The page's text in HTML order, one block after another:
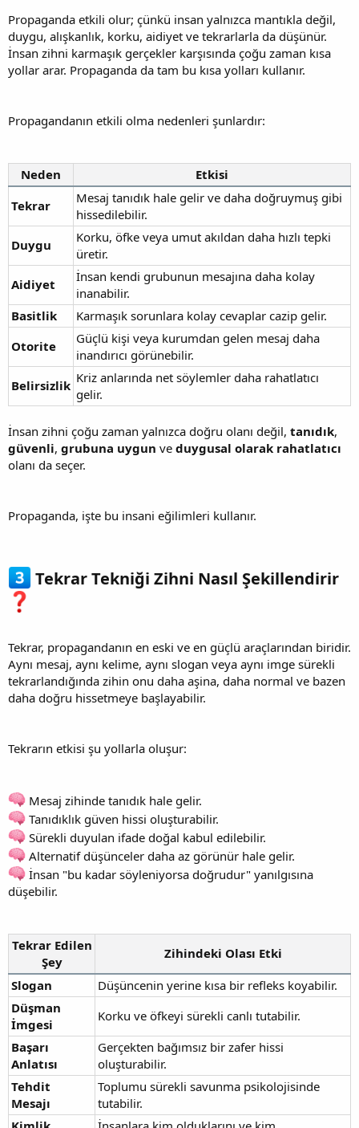
Propaganda etkili olur; çünkü insan yalnızca mantıkla değil,
duygu, alışkanlık, korku, aidiyet ve tekrarlarla da düşünür.
İnsan zihni karmaşık gerçekler karşısında çoğu zaman kısa
yollar arar. Propaganda da tam bu kısa yolları kullanır.
Propagandanın etkili olma nedenleri şunlardır:
Neden
Etkisi
Tekrar
Mesaj tanıdık hale gelir ve daha doğruymuş gibi
hissedilebilir.
Duygu
Korku, öfke veya umut akıldan daha hızlı tepki
üretir.
Aidiyet
İnsan kendi grubunun mesajına daha kolay
inanabilir.
Basitlik
Karmaşık sorunlara kolay cevaplar cazip gelir.
Otorite
Güçlü kişi veya kurumdan gelen mesaj daha
inandırıcı görünebilir.
Belirsizlik Kriz anlarında net söylemler daha rahatlatıcı
gelir.
İnsan zihni çoğu zaman yalnızca doğru olanı değil, tanıdık,
güvenli, grubuna uygun ve duygusal olarak rahatlatıcı
olanı da seçer.
Propaganda, işte bu insani eğilimleri kullanır.
Tekrar Tekniği Zihni Nasıl Şekillendirir
Tekrar, propagandanın en eski ve en güçlü araçlarından biridir.
Aynı mesaj, aynı kelime, aynı slogan veya aynı imge sürekli
tekrarlandığında zihin onu daha aşina, daha normal ve bazen
daha doğru hissetmeye başlayabilir.
Tekrarın etkisi şu yollarla oluşur:
Mesaj zihinde tanıdık hale gelir.
Tanıdıklık güven hissi oluşturabilir.
Sürekli duyulan ifade doğal kabul edilebilir.
Alternatif düşünceler daha az görünür hale gelir.
İnsan "bu kadar söyleniyorsa doğrudur" yanılgısına
düşebilir.
Tekrar Edilen
Şey
Zihindeki Olası Etki
Slogan
Düşüncenin yerine kısa bir refleks koyabilir.
Düşman
İmgesi
Korku ve öfkeyi sürekli canlı tutabilir.
Başarı
Anlatısı
Gerçekten bağımsız bir zafer hissi
oluşturabilir.
Tehdit
Mesajı
Toplumu sürekli savunma psikolojisinde
tutabilir.